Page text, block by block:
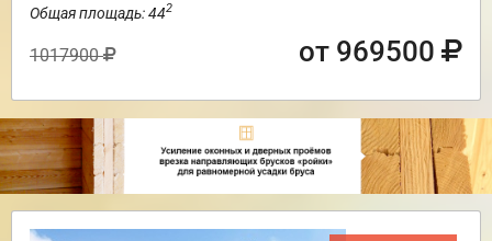
Общая площадь: 442
1017900 от 969500